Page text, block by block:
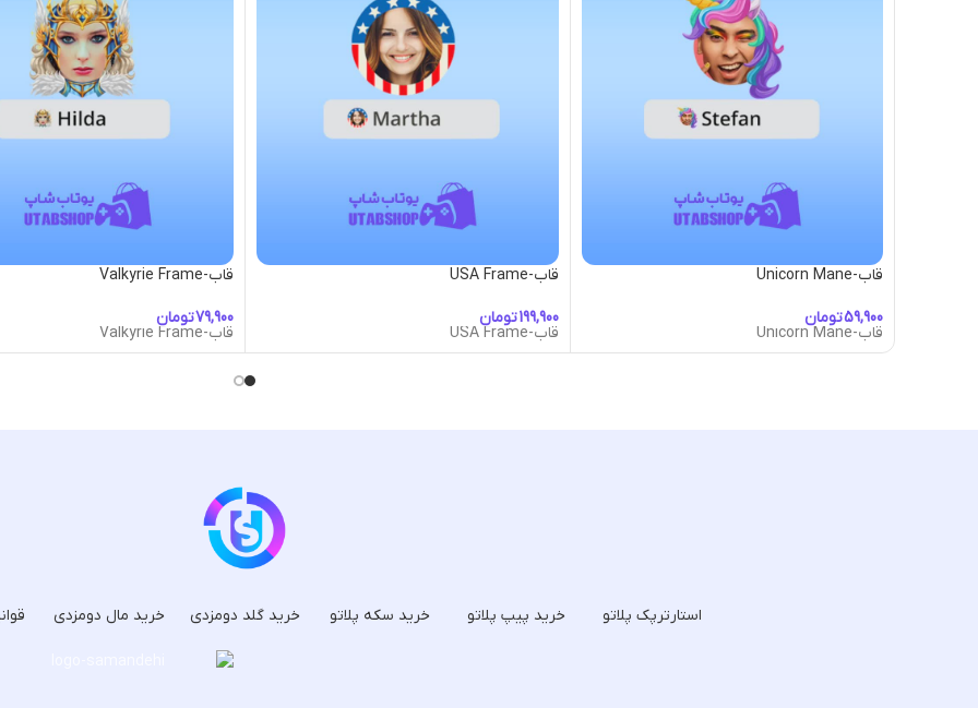
قاب-Unicorn Mane
تومان
قاب-Unicorn Mane
قاب-USA Frame
تومان
قاب-USA Frame
قاب-Valkyrie Frame
تومان
قاب-Valkyrie Frame
استارترپک پلاتو خرید پیپ پلاتو خرید سکه پلاتو خرید گلد دومزدی خرید مال دومزدی